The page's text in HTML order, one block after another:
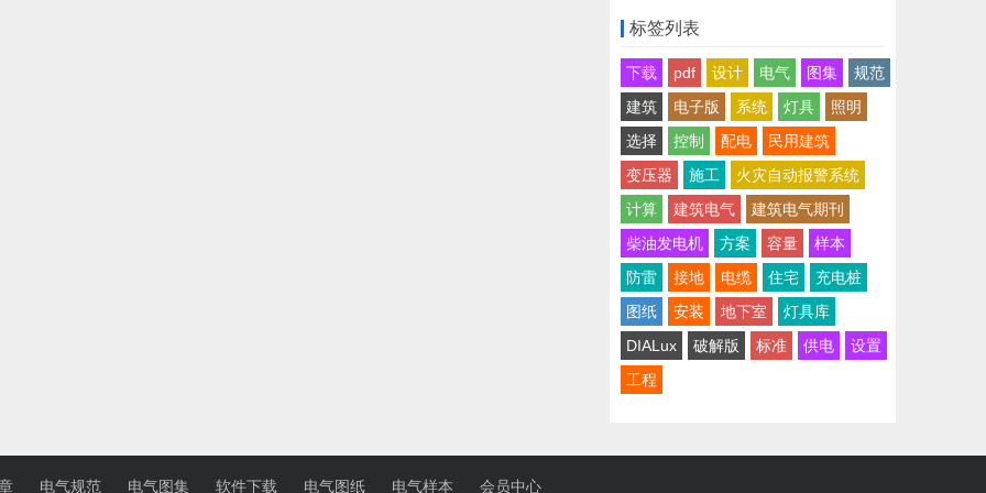
标签列表
下载 pdf 设计 电气 图集
规范
建筑
电子版 系统 灯具
照明
选择
控制 配电
民用建筑
变压器
施工
火灾自动报警系统
计算
建筑电气
建筑电气期刊
柴油发电机
方案 容量
样本
防雷
接地 电缆 住宅
充电桩
图纸
安装 地下室
灯具库
DIALux
破解版 标准 供电
设置
工程
电气规范 电气图集 软件下载 电气图纸 电气样本 会员中心